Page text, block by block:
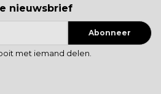
nieuwsbrief
Abonneer
met iemand delen.